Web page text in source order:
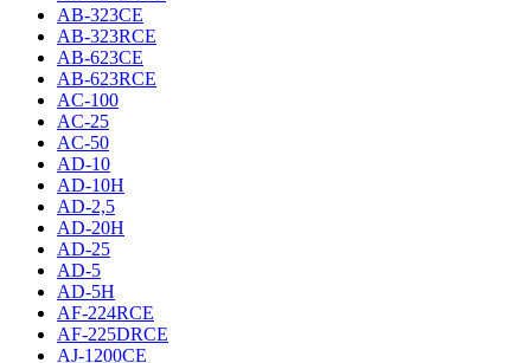
AB-323CE
AB-323RCE
AB-623CE
AB-623RCE
AC-100
AC-25
AC-50
AD-10
AD-10H
AD-2,5
AD-20H
AD-25
AD-5
AD-5H
AF-224RCE
AF-225DRCE
AJ-1200CE